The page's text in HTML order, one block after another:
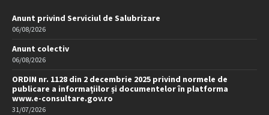
Anunt privind Serviciul de Salubrizare
06/08/2026
Anunt colectiv
06/08/2026
ORDIN nr. 1128 din 2 decembrie 2025 privind normele de
publicare a informațiilor și documentelor în platforma
www.e-consultare.gov.ro
31/07/2026